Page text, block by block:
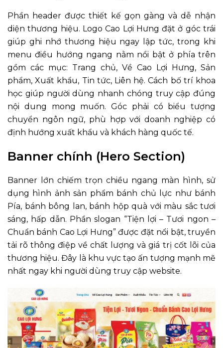
Phần header được thiết kế gọn gàng và dễ nhận
diện thương hiệu. Logo Cao Lợi Hưng đặt ở góc trái
giúp ghi nhớ thương hiệu ngay lập tức, trong khi
menu điều hướng ngang nằm nổi bật ở phía trên
gồm các mục: Trang chủ, Về Cao Lợi Hưng, Sản
phẩm, Xuất khẩu, Tin tức, Liên hệ. Cách bố trí khoa
học giúp người dùng nhanh chóng truy cập đúng
nội dung mong muốn. Góc phải có biểu tượng
chuyển ngôn ngữ, phù hợp với doanh nghiệp có
định hướng xuất khẩu và khách hàng quốc tế.
Banner chính (Hero Section)
Banner lớn chiếm trọn chiều ngang màn hình, sử
dụng hình ảnh sản phẩm bánh chủ lực như bánh
Pía, bánh bông lan, bánh hộp quà với màu sắc tươi
sáng, hấp dẫn. Phần slogan “Tiện lợi – Tươi ngon –
Chuẩn bánh Cao Lợi Hưng” được đặt nổi bật, truyền
tải rõ thông điệp về chất lượng và giá trị cốt lõi của
thương hiệu. Đây là khu vực tạo ấn tượng mạnh mẽ
nhất ngay khi người dùng truy cập website.